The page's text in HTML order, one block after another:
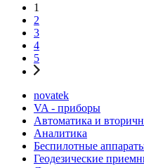
1
2
3
4
5
novatek
VA - приборы
Автоматика и
Аналитика
Беспилотные
Геодезические